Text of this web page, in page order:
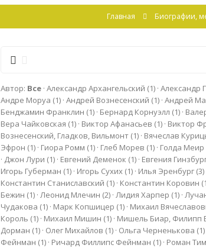
Главная Биографии,
Автор: Все ·Александр Архангельский (1) ·Александр
Андре Моруа (1) ·Андрей Вознесенский (1) ·Андрей
Бенджамин Франклин (1) · Бернард Корнуэлл (1) ·
Вера Чайковская (1) · Виктор Афанасьев (1) · Виктор
Вознесенский, Гладков, Вильмонт (1) · Вячеслав
Эфрон (1) · Гиора Ромм (1) · Глеб Морев (1) · Голда Меир
· Джон Лури (1) · Евгений Деменок (1) · Евгения
Игорь Губерман (1) · Игорь Сухих (1) · Илья Эренбург (3)
Константин Станиславский (1) · Константин Коровин
Бежин (1) ·Леонид Млечин (2) ·Лидия Харпер (1) ·
Чудакова (1) · Марк Копшицер (1) · Михаил
Король (1) · Михаил Мишин (1) · Мишель Биар, Филипп
Дорман (1) · Олег Михайлов (1) · Ольга Черненькова (1)
Фейнман (1) · Ричард Филлипс Фейнман (1) · Роман